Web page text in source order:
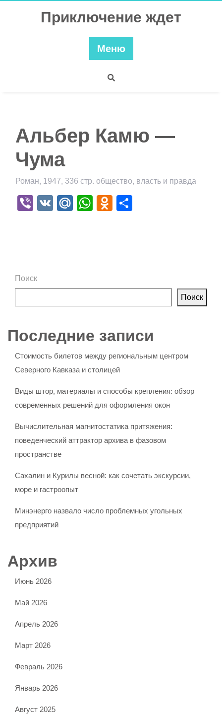
Приключение ждет
Меню
Альбер Камю —
Чума
Роман, 1947, 336 стр. общество, власть и правда
Viber
VK Mail.Ru
WhatsApp
Odnoklassniki
Поиск
Поиск
Последние записи
Стоимость билетов между региональным центром
Северного Кавказа и столицей
Виды штор, материалы и способы крепления: обзор
современных решений для оформления окон
Вычислительная магнитостатика притяжения:
поведенческий аттрактор архива в фазовом
пространстве
Сахалин и Курилы весной: как сочетать экскурсии,
море и гастроопыт
Минэнерго назвало число проблемных угольных
предприятий
Архив
Июнь 2026
Май 2026
Апрель 2026
Март 2026
Февраль 2026
Январь 2026
Август 2025